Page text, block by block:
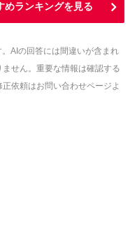
めランキングを見る
AIの回答には間違いが含まれ
せん。重要な情報は確認する
依頼はお問い合わせページよ